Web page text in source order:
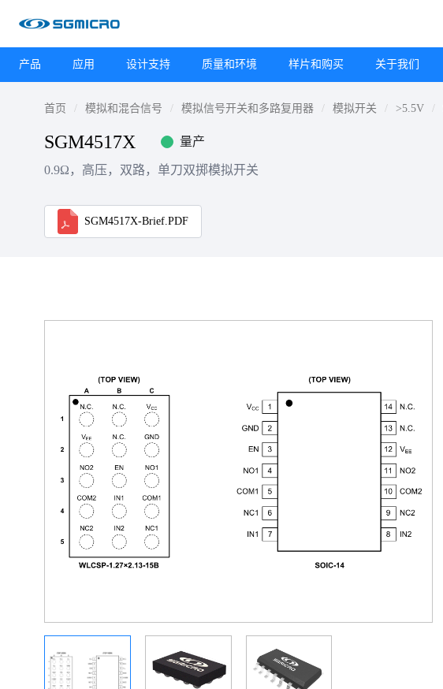
产品 应用 设计支持 质量和环境 样片和购买 关于我们
首页 模拟和混合信号 模拟信号开关和多路复用器 模拟开关 >5.5V
SGM4517X 量产
0.9Ω，高压，双路，单刀双掷模拟开关
SGM4517X-Brief.PDF